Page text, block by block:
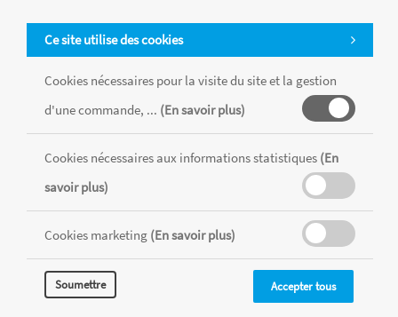
Ce site utilise des cookies
Cookies nécessaires pour la visite du site et la gestion
d'une commande, ... (En savoir plus)
Cookies nécessaires aux informations statistiques (En
savoir plus)
Cookies marketing (En savoir plus)
Soumettre Accepter tous
Tous les produits sont vendus dans la limite des stocks disponibles de
chaque magasin, toutes taxes comprises.
MENTIONS LÉGALES CONDITIONS GÉNÉRALES